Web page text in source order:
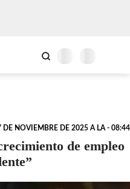
DE NOVIEMBRE DE 2025 A LA - 08:44
de empleo